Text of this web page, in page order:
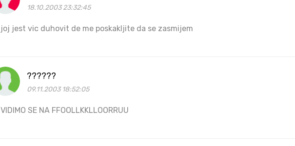
18.10.2003 23:32:45
joj jest vic duhovit de me poskakljite da se zasmijem
??????
09.11.2003 18:52:05
VIDIMO SE NA FFOOLLKKLLOORRUU